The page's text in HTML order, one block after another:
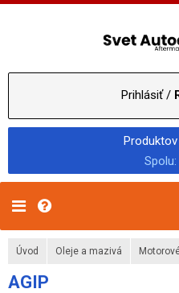
Prihlásiť /
Spolu:
Úvod Oleje a mazivá
AGIP